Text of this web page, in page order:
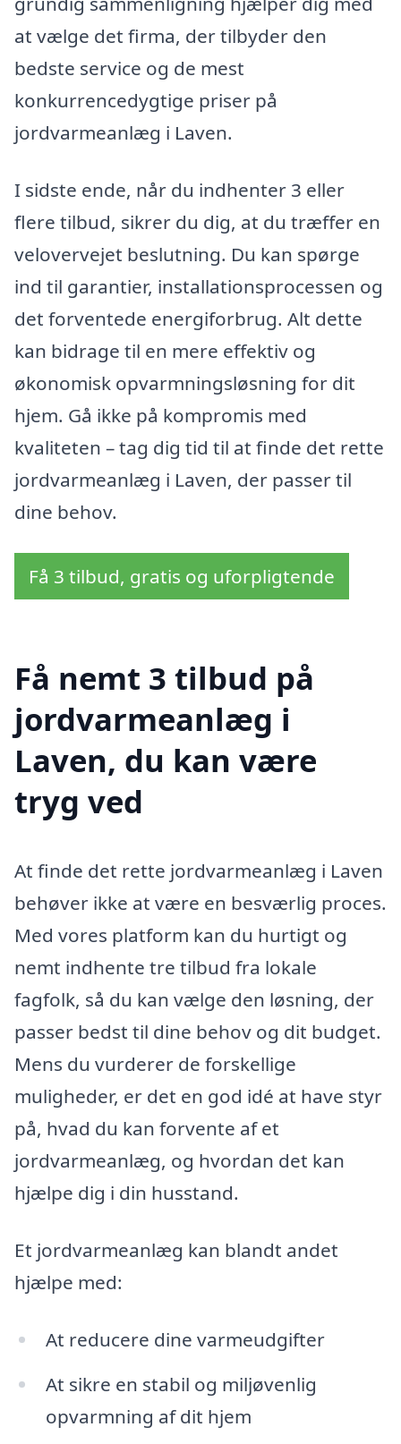
at vælge det firma, der tilbyder den
bedste service og de mest
konkurrencedygtige priser på
jordvarmeanlæg i Laven.
I sidste ende, når du indhenter 3 eller
flere tilbud, sikrer du dig, at du træffer en
velovervejet beslutning. Du kan spørge
ind til garantier, installationsprocessen og
det forventede energiforbrug. Alt dette
kan bidrage til en mere effektiv og
økonomisk opvarmningsløsning for dit
hjem. Gå ikke på kompromis med
kvaliteten – tag dig tid til at finde det rette
jordvarmeanlæg i Laven, der passer til
dine behov.
Få 3 tilbud, gratis og uforpligtende
Få nemt 3 tilbud på
jordvarmeanlæg i
Laven, du kan være
tryg ved
At finde det rette jordvarmeanlæg i Laven
behøver ikke at være en besværlig proces.
Med vores platform kan du hurtigt og
nemt indhente tre tilbud fra lokale
fagfolk, så du kan vælge den løsning, der
passer bedst til dine behov og dit budget.
Mens du vurderer de forskellige
muligheder, er det en god idé at have styr
på, hvad du kan forvente af et
jordvarmeanlæg, og hvordan det kan
hjælpe dig i din husstand.
Et jordvarmeanlæg kan blandt andet
hjælpe med:
At reducere dine varmeudgifter
At sikre en stabil og miljøvenlig
opvarmning af dit hjem